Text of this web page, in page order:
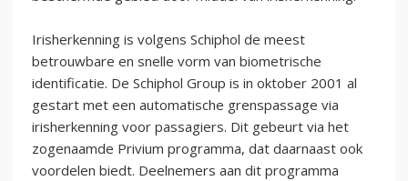
Irisherkenning is volgens Schiphol de meest
betrouwbare en snelle vorm van biometrische
identificatie. De Schiphol Group is in oktober 2001 al
gestart met een automatische grenspassage via
irisherkenning voor passagiers. Dit gebeurt via het
zogenaamde Privium programma, dat daarnaast ook
voordelen biedt. Deelnemers aan dit programma